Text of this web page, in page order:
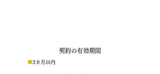
契約の有効期間
3カ月以内